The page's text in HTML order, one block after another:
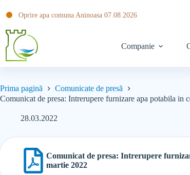
Oprire apa comuna Aninoasa 07.08.2026
Companie
Prima pagină
Comunicate de presă
Comunicat de presa: Intrerupere furnizare apa potabila
28.03.2022
Comunicat de presa: Intrerupere
martie 2022